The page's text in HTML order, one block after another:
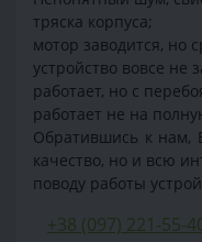
тряска корпуса;
мотор заводится, но
устройство вовсе не
работает, но с
работает не на
Обратившись к нам,
качество, но и всю
поводу работы
+38 (097) 221-55-